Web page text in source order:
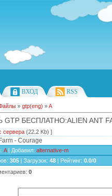
ВХОД RSS
» gtp(eng) »A
GTP БЕСПЛАТНО:ALIEN ANT
сервера (22.2 Kb) ]
- Courage
: A| Добавил: alternative-m
: 305 | Загрузок: 48 | Рейтинг: 0.0/0
: 0